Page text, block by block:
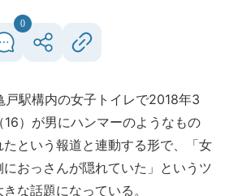
0
駅構内の女子トイレで2018年3
16）が男にハンマーのようなもの
という報道と連動する形で、「女
おっさんが隠れていた」というツ
な話題になっている。